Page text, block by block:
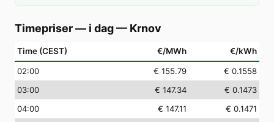
Timepriser — i dag— Krnov
Time (CEST) €/MWh €/kWh
02:00 € 155.79
€ 0.1558
03:00 € 147.34
€ 0.1473
04:00 € 147.11
€ 0.1471